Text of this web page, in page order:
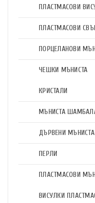
ПЛАСТМАСОВИ
ПЛАСТМАСОВИ
ПОРЦЕЛАНОВИ
ЧЕШКИ МЪНИСТА
КРИСТАЛИ
МЪНИСТА
ДЪРВЕНИ МЪНИСТА
ПЕРЛИ
ПЛАСТМАСОВИ
ВИСУЛКИ